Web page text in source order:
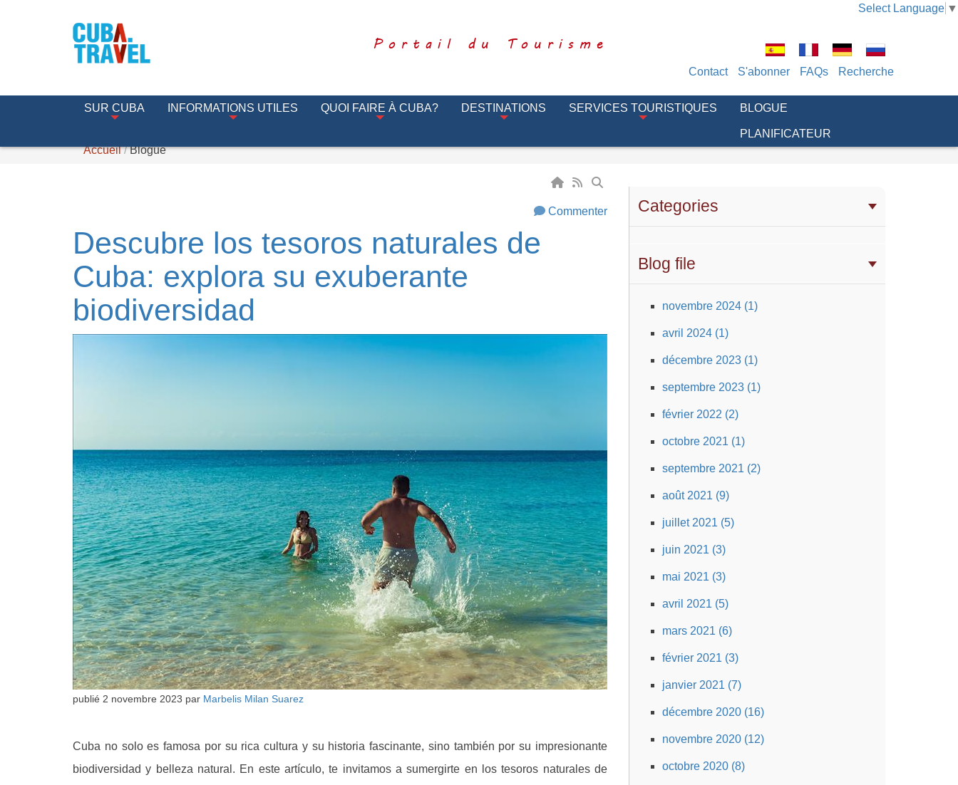
Select Language ▼
Portail du Tourisme
Contact S'abonner FAQs Recherche
SUR CUBA INFORMATIONS UTILES QUOI FAIRE À CUBA? DESTINATIONS SERVICES TOURISTIQUES BLOGUE
PLANIFICATEUR
Accueil
Blogue
Categories
Blog file
novembre 2024 (1)
avril 2024 (1)
décembre 2023 (1)
septembre 2023 (1)
février 2022 (2)
octobre 2021 (1)
septembre 2021 (2)
août 2021 (9)
juillet 2021 (5)
juin 2021 (3)
mai 2021 (3)
avril 2021 (5)
mars 2021 (6)
février 2021 (3)
janvier 2021 (7)
décembre 2020 (16)
novembre 2020 (12)
octobre 2020 (8)
Commenter
Descubre los tesoros naturales de
Cuba: explora su exuberante
biodiversidad
publié 2 novembre 2023 par Marbelis Milan Suarez
Cuba no solo es famosa por su rica cultura y su historia fascinante, sino también por su impresionante
biodiversidad y belleza natural. En este artículo, te invitamos a sumergirte en los tesoros naturales de